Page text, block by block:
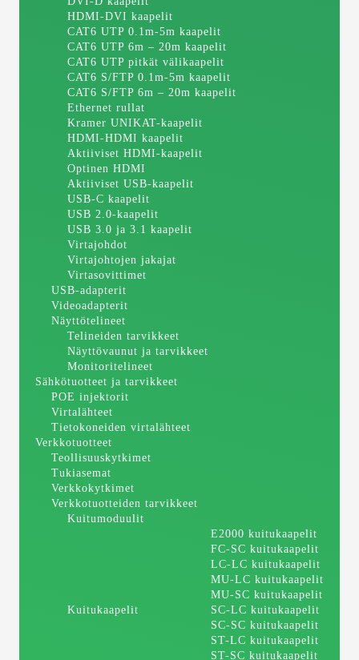
HDMI-DVI kaapelit
CAT6 UTP 0.1m-5m kaapelit
CAT6 UTP 6m – 20m kaapelit
CAT6 UTP pitkät välikaapelit
CAT6 S/FTP 0.1m-5m kaapelit
CAT6 S/FTP 6m – 20m kaapelit
Ethernet rullat
Kramer UNIKAT-kaapelit
HDMI-HDMI kaapelit
Aktiiviset HDMI-kaapelit
Optinen HDMI
Aktiiviset USB-kaapelit
USB-C kaapelit
USB 2.0-kaapelit
USB 3.0 ja 3.1 kaapelit
Virtajohdot
Virtajohtojen jakajat
Virtasovittimet
USB-adapterit
Videoadapterit
Näyttötelineet
Telineiden tarvikkeet
Näyttövaunut ja tarvikkeet
Monitoritelineet
Sähkötuotteet ja tarvikkeet
POE injektorit
Virtalähteet
Tietokoneiden virtalähteet
Verkkotuotteet
Teollisuuskytkimet
Tukiasemat
Verkkokytkimet
Verkkotuotteiden tarvikkeet
Kuitumoduulit
Kuitukaapelit
E2000 kuitukaapelit
FC-SC kuitukaapelit
LC-LC kuitukaapelit
MU-LC kuitukaapelit
MU-SC kuitukaapelit
SC-LC kuitukaapelit
SC-SC kuitukaapelit
ST-LC kuitukaapelit
ST-SC kuitukaapelit